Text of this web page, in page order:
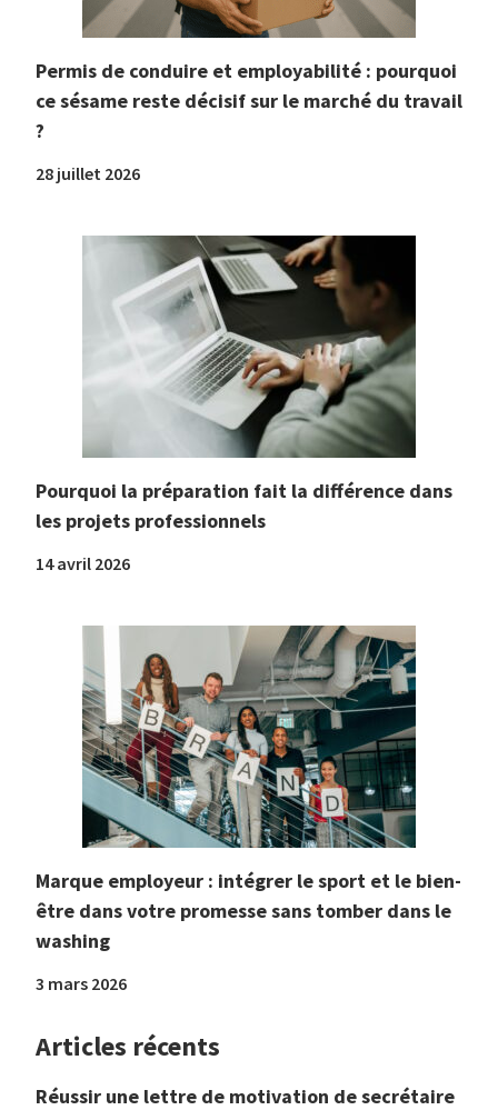
Permis de conduire et employabilité : pourquoi
ce sésame reste décisif sur le marché du travail
?
28 juillet 2026
Pourquoi la préparation fait la différence dans
les projets professionnels
14 avril 2026
Marque employeur : intégrer le sport et le bien-
être dans votre promesse sans tomber dans le
washing
3 mars 2026
Articles récents
Réussir une lettre de motivation de secrétaire